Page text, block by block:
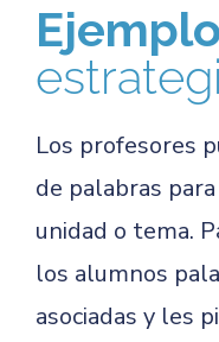
Los profesores
de palabras
unidad o tema.
los alumnos
asociadas y les